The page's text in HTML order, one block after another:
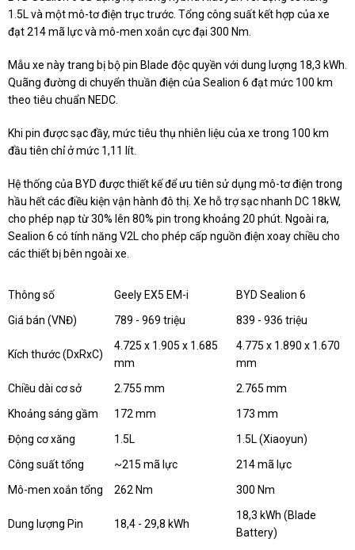
1.5L và một mô-tơ điện trục trước. Tổng công suất kết hợp của xe
đạt 214 mã lực và mô-men xoắn cực đại 300 Nm.
Mẫu xe này trang bị bộ pin Blade độc quyền với dung lượng 18,3 kWh.
Quãng đường di chuyển thuần điện của Sealion 6 đạt mức 100 km
theo tiêu chuẩn NEDC.
Khi pin được sạc đầy, mức tiêu thụ nhiên liệu của xe trong 100 km
đầu tiên chỉ ở mức 1,11 lít.
Hệ thống của BYD được thiết kế để ưu tiên sử dụng mô-tơ điện trong
hầu hết các điều kiện vận hành đô thị. Xe hỗ trợ sạc nhanh DC 18kW,
cho phép nạp từ 30% lên 80% pin trong khoảng 20 phút. Ngoài ra,
Sealion 6 có tính năng V2L cho phép cấp nguồn điện xoay chiều cho
các thiết bị bên ngoài xe.
Thông số Geely EX5 EM-i
BYD Sealion 6
Giá bán (VNĐ)
789 - 969 triệu 839 - 936 triệu
Kích thước (DxRxC)
4.725 x 1.905 x 1.685
mm
4.775 x 1.890 x 1.670
mm
Chiều dài cơ sở
2.755 mm
2.765 mm
Khoảng sáng gầm
172 mm
173 mm
Động cơ xăng
1.5L
1.5L (Xiaoyun)
Công suất tổng
~215 mã lực
214 mã lực
Mô-men xoắn tổng
262 Nm 300 Nm
Dung lượng Pin 18,4 - 29,8 kWh
18,3 kWh (Blade
Battery)